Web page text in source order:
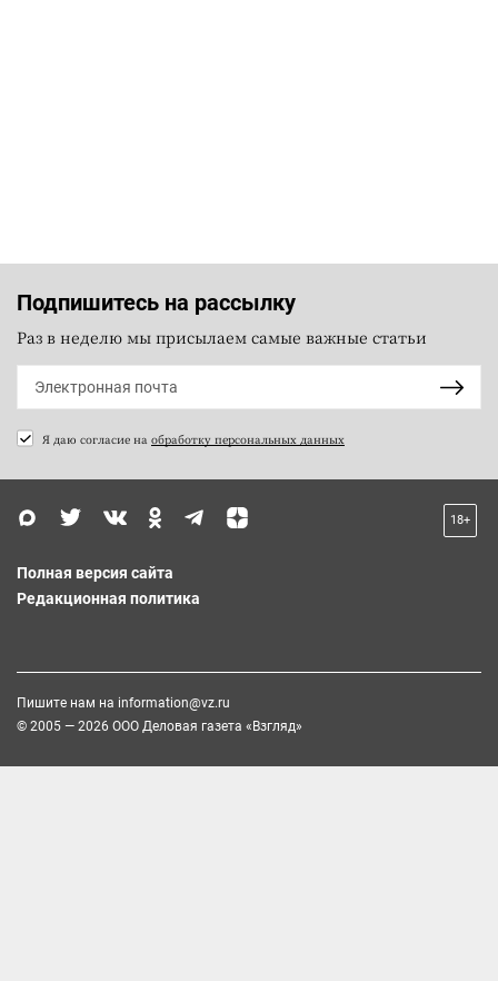
Подпишитесь на рассылку
Раз в неделю мы присылаем самые важные статьи
Я даю согласие на обработку персональных данных
18+
Полная версия сайта
Редакционная политика
Пишите нам на information@vz.ru
© 2005 — 2026 ООО Деловая газета «Взгляд»